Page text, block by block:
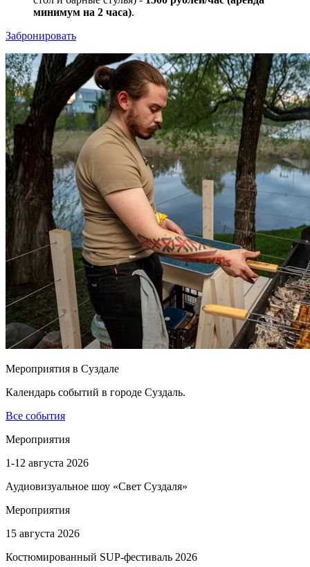
минимум на 2 часа).
Забронировать
Мероприятия в Суздале
Календарь событий в городе Суздаль.
Все события
Мероприятия
1-12 августа 2026
Аудиовизуальное шоу «Свет Суздаля»
Мероприятия
15 августа 2026
Костюмированный SUP-фестиваль 2026